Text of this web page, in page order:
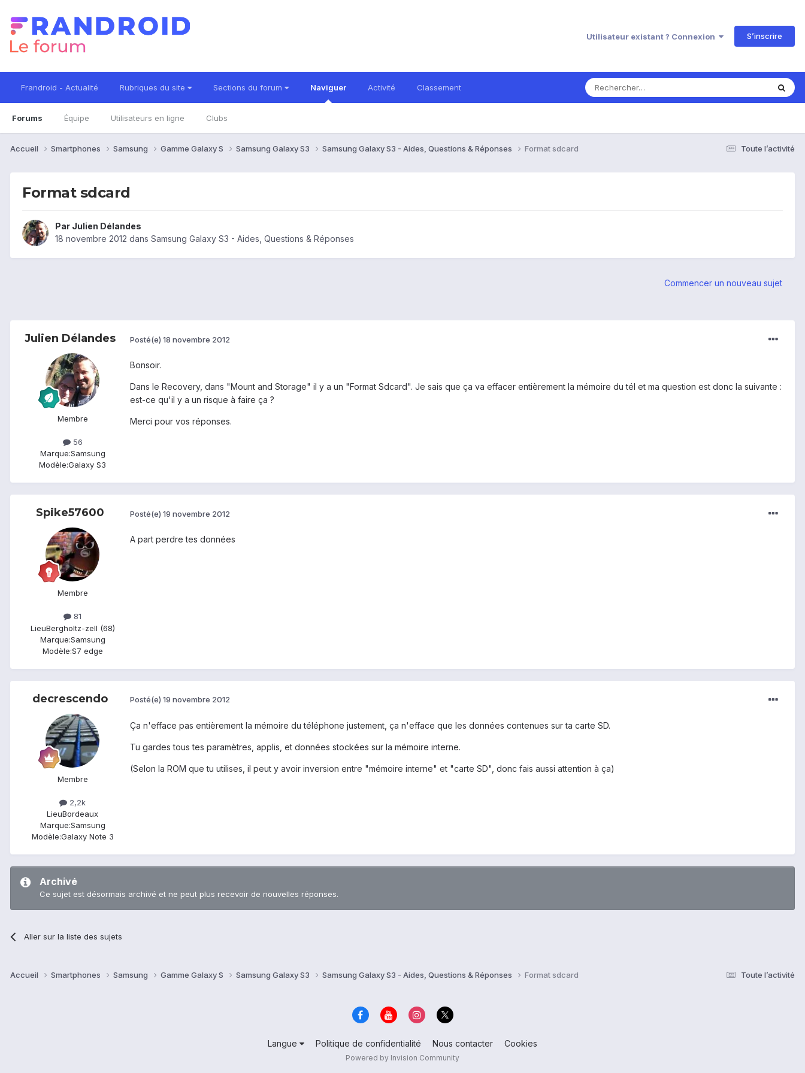
Utilisateur existant ? Connexion S’inscrire
Frandroid - Actualité Rubriques du site Sections du forum Naviguer
Forums Équipe Utilisateurs en ligne Clubs
Activité Classement
Toute l’activité
Accueil Smartphones Samsung Gamme Galaxy S Samsung Galaxy S3 Samsung Galaxy S3 - Aides, Questions & Réponses Format sdcard
Format sdcard
Par Julien Délandes
18 novembre 2012 dans Samsung Galaxy S3 - Aides, Questions & Réponses
Commencer un nouveau sujet
Julien Délandes
Membre
56
Marque:Samsung
Modèle:Galaxy S3
Posté(e) 18 novembre 2012
Bonsoir.
Dans le Recovery, dans "Mount and Storage" il y a un "Format Sdcard". Je sais que ça va effacer entièrement la mémoire du tél et ma question est donc la suivante :
est-ce qu'il y a un risque à faire ça ?
Merci pour vos réponses.
Spike57600
Membre
81
LieuBergholtz-zell (68)
Marque:Samsung
Modèle:S7 edge
Posté(e) 19 novembre 2012
A part perdre tes données
decrescendo
Membre
2,2k
LieuBordeaux
Marque:Samsung
Modèle:Galaxy Note 3
Posté(e) 19 novembre 2012
Ça n'efface pas entièrement la mémoire du téléphone justement, ça n'efface que les données contenues sur ta carte SD.
Tu gardes tous tes paramètres, applis, et données stockées sur la mémoire interne.
(Selon la ROM que tu utilises, il peut y avoir inversion entre "mémoire interne" et "carte SD", donc fais aussi attention à ça)
Archivé
Ce sujet est désormais archivé et ne peut plus recevoir de nouvelles réponses.
Aller sur la liste des sujets
Toute l’activité
Accueil Smartphones Samsung Gamme Galaxy S Samsung Galaxy S3 Samsung Galaxy S3 - Aides, Questions & Réponses Format sdcard
Langue Politique de confidentialité Nous contacter Cookies
Powered by Invision Community